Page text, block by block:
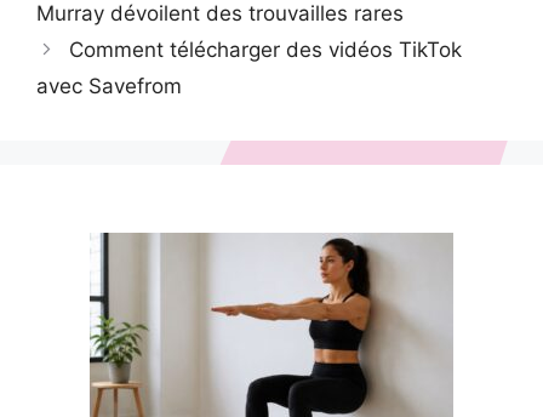
Murray dévoilent des trouvailles rares
Comment télécharger des vidéos TikTok
avec Savefrom